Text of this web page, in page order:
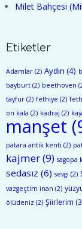
Milet Bahçesi
Etiketler
Adamlar (2) Aydın (4)
bayburt (2) beethoven
tayfur (2) fethiye (2)
on kala (2) kadraj (2)
manşet
patara antik kenti (2)
kajmer(9) sagopa
sedasız (6) sevgi (2)
vazgeçtim inan (2)
ölüdeniz (2) Şiirlerim